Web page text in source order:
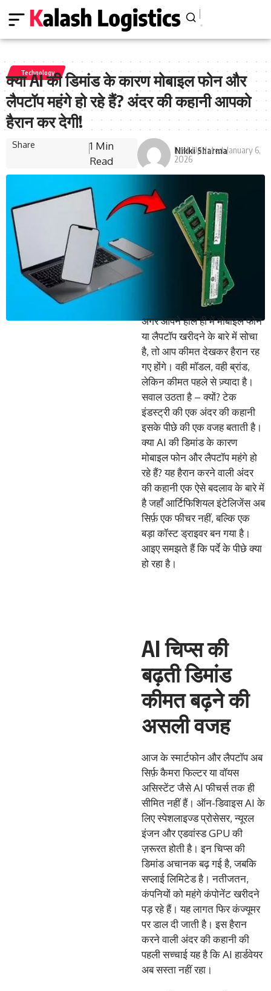
Technology
क्या AI की डिमांड के कारण मोबाइल फोन और
लैपटॉप महंगे हो रहे हैं? अंदर की कहानी आपको
हैरान कर देगी!
Nikki Sharma
Last Updated: January 6,
2026
Share
1 Min
Read
अगर आपने हाल ही में मोबाइल फोन
या लैपटॉप खरीदने के बारे में सोचा
है, तो आप कीमत देखकर हैरान रह
गए होंगे। वही मॉडल, वही ब्रांड,
लेकिन कीमत पहले से ज़्यादा है।
सवाल उठता है – क्यों? टेक
इंडस्ट्री की एक अंदर की कहानी
इसके पीछे की एक वजह बताती है।
क्या AI की डिमांड के कारण
मोबाइल फोन और लैपटॉप महंगे हो
रहे हैं? यह हैरान करने वाली अंदर
की कहानी एक ऐसे बदलाव के बारे में
है जहाँ आर्टिफिशियल इंटेलिजेंस अब
सिर्फ़ एक फीचर नहीं, बल्कि एक
बड़ा कॉस्ट ड्राइवर बन गया है।
आइए समझते हैं कि पर्दे के पीछे क्या
हो रहा है।
AI चिप्स की
बढ़ती डिमांड
कीमत बढ़ने की
असली वजह
आज के स्मार्टफोन और लैपटॉप अब
सिर्फ़ कैमरा फिल्टर या वॉयस
असिस्टेंट जैसे AI फीचर्स तक ही
सीमित नहीं हैं। ऑन-डिवाइस AI के
लिए स्पेशलाइज्ड प्रोसेसर, न्यूरल
इंजन और एडवांस्ड GPU की
ज़रूरत होती है। इन चिप्स की
डिमांड अचानक बढ़ गई है, जबकि
सप्लाई लिमिटेड है। नतीजतन,
कंपनियों को महंगे कंपोनेंट खरीदने
पड़ रहे हैं। यह लागत फिर कंज्यूमर
पर डाल दी जाती है। इस हैरान
करने वाली अंदर की कहानी की
पहली सच्चाई यह है कि AI हार्डवेयर
अब सस्ता नहीं रहा।